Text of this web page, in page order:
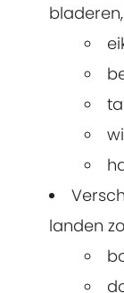
landen